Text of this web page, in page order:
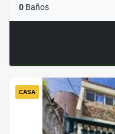
0 Baños
CASA